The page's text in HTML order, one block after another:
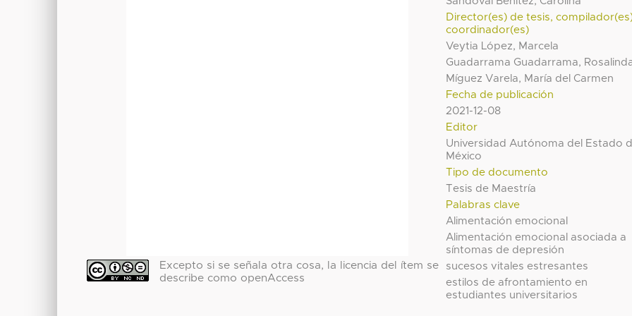
Director(es) de tesis,
coordinador(es)
Veytia López, Marcela
Guadarrama Guadarrama,
Míguez Varela, María del Carmen
Fecha de publicación
2021-12-08
Editor
Universidad Autónoma del Estado
México
Tipo de documento
Tesis de Maestría
Palabras clave
Alimentación emocional
Alimentación emocional asociada a
síntomas de depresión
sucesos vitales estresantes
estilos de afrontamiento en
estudiantes universitarios
Excepto si se señala otra cosa, la licencia del ítem se
describe como openAccess